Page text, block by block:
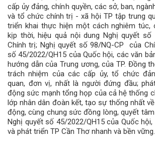
cấp ủy đảng, chính quyền, các sở, ban,
và tổ chức chính trị - xã hội TP tập trung
triển khai thực hiện một cách nghiêm túc,
kịp thời, hiệu quả nội dung Nghị quyết số
Chính trị; Nghị quyết số 98/NQ-CP của
số 45/2022/QH15 của Quốc hội, các văn
hướng dẫn của Trung ương, của TP. Đồng
trách nhiệm của các cấp ủy, tổ chức
quan, đơn vị, nhất là người đứng đầu;
động sức mạnh tổng họp của cả hệ thống
lớp nhân dân đoàn kết, tạo sự thống nhất
động, cùng chung sức đồng lòng, quyết
Nghị quyết số 45/2022/QH15 của Quốc hội,
và phát triển TP Cần Thơ nhanh và bền vững.